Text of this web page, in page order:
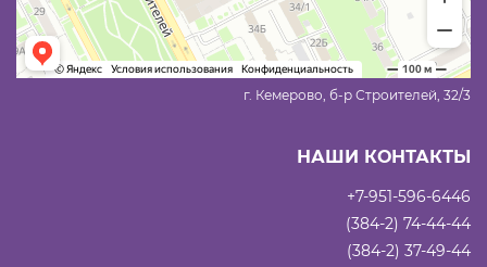
г. Кемерово, б-р Строителей, 32/3
НАШИ КОНТАКТЫ
+7-951-596-6446
(384-2) 74-44-44
(384-2) 37-49-44